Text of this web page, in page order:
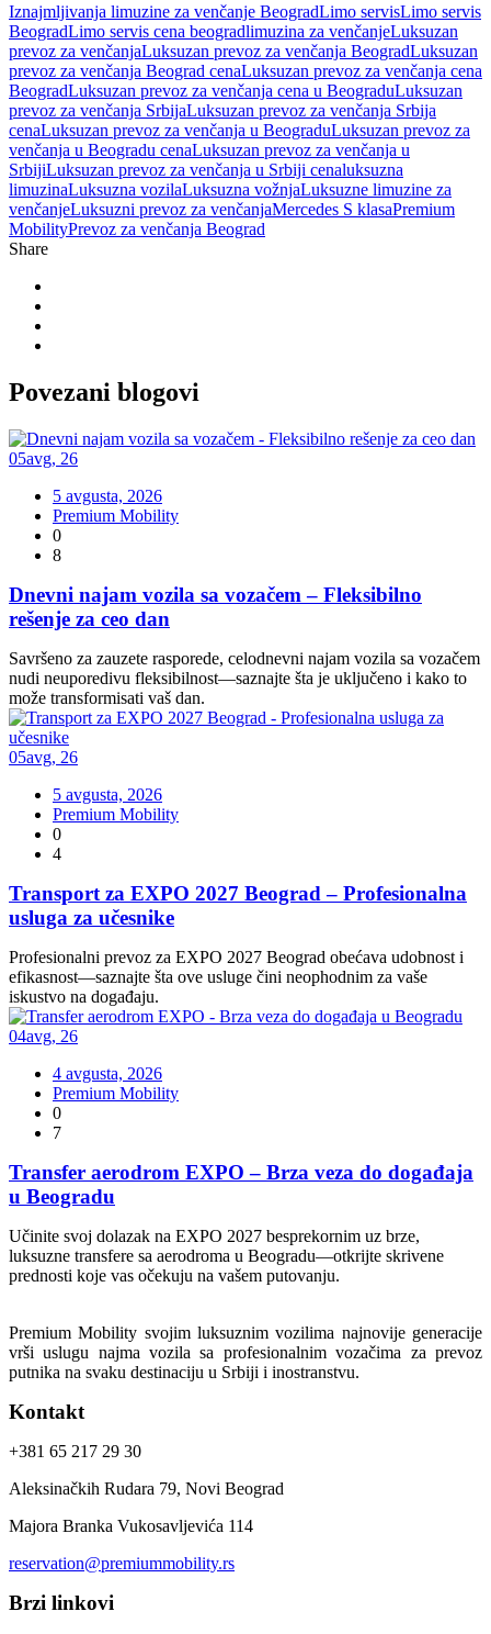
Iznajmljivanja limuzine za venčanje BeogradLimo servisLimo servis
BeogradLimo servis cena beogradlimuzina za venčanjeLuksuzan
prevoz za venčanjaLuksuzan prevoz za venčanja BeogradLuksuzan
prevoz za venčanja Beograd cenaLuksuzan prevoz za venčanja cena
BeogradLuksuzan prevoz za venčanja cena u BeograduLuksuzan
prevoz za venčanja SrbijaLuksuzan prevoz za venčanja Srbija
cenaLuksuzan prevoz za venčanja u BeograduLuksuzan prevoz za
venčanja u Beogradu cenaLuksuzan prevoz za venčanja u
SrbijiLuksuzan prevoz za venčanja u Srbiji cenaluksuzna
limuzinaLuksuzna vozilaLuksuzna vožnjaLuksuzne limuzine za
venčanjeLuksuzni prevoz za venčanjaMercedes S klasaPremium
MobilityPrevoz za venčanja Beograd
Share
Povezani blogovi
05avg, 26
5 avgusta, 2026
Premium Mobility
0
8
Dnevni najam vozila sa vozačem – Fleksibilno
rešenje za ceo dan
Savršeno za zauzete rasporede, celodnevni najam vozila sa vozačem
nudi neuporedivu fleksibilnost—saznajte šta je uključeno i kako to
može transformisati vaš dan.
05avg, 26
5 avgusta, 2026
Premium Mobility
0
4
Transport za EXPO 2027 Beograd – Profesionalna
usluga za učesnike
Profesionalni prevoz za EXPO 2027 Beograd obećava udobnost i
efikasnost—saznajte šta ove usluge čini neophodnim za vaše
iskustvo na događaju.
04avg, 26
4 avgusta, 2026
Premium Mobility
0
7
Transfer aerodrom EXPO – Brza veza do događaja
u Beogradu
Učinite svoj dolazak na EXPO 2027 besprekornim uz brze,
luksuzne transfere sa aerodroma u Beogradu—otkrijte skrivene
prednosti koje vas očekuju na vašem putovanju.
Premium Mobility svojim luksuznim vozilima najnovije generacije
vrši uslugu najma vozila sa profesionalnim vozačima za prevoz
putnika na svaku destinaciju u Srbiji i inostranstvu.
Kontakt
+381 65 217 29 30
Aleksinačkih Rudara 79, Novi Beograd
Majora Branka Vukosavljevića 114
reservation@premiummobility.rs
Brzi linkovi